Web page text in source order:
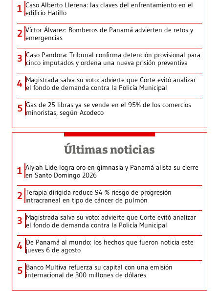
1 Caso Alberto Llerena: las claves del enfrentamiento en el
edificio Hatillo
2 Víctor Álvarez: Bomberos de Panamá advierten de retos y
emergencias
3 Caso Pandora: Tribunal confirma detención provisional para
cinco imputados y ordena una nueva prisión preventiva
4 Magistrada salva su voto: advierte que Corte evitó analizar
el fondo de demanda contra la Policía Municipal
5 Gas de 25 libras ya se vende en el 95% de los comercios
minoristas, según Acodeco
Últimas noticias
1 Alyiah Lide logra oro en gimnasia y Panamá alista su cierre
en Santo Domingo 2026
2 Terapia dirigida reduce 94 % riesgo de progresión
intracraneal en tipo de cáncer de pulmón
3 Magistrada salva su voto: advierte que Corte evitó analizar
el fondo de demanda contra la Policía Municipal
4 De Panamá al mundo: los hechos que fueron noticia este
jueves 6 de agosto
5 Banco Multiva refuerza su capital con una emisión
internacional de 300 millones de dólares